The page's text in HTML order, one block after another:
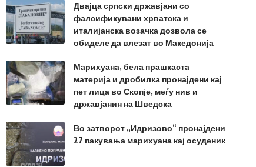
Двајца српски државјани со
фалсификувани хрватска и
италијанска возачка дозвола се
обиделе да влезат во Македонија
Марихуана, бела прашкаста
материја и дробилка пронајдени кај
пет лица во Скопје, меѓу нив и
државјанин на Шведска
Во затворот „Идризово“ пронајдени
27 пакувања марихуана кај осуденик